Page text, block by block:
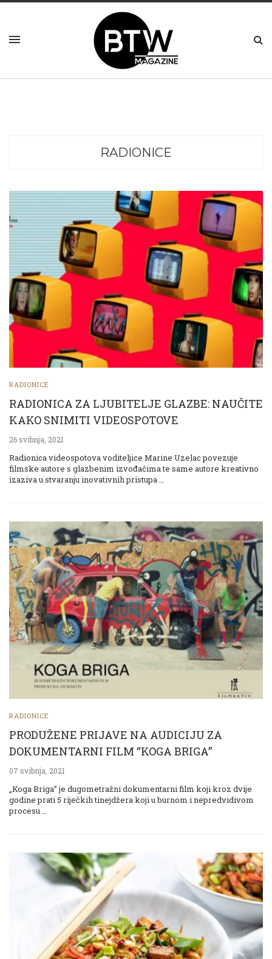
RADIONICE
RADIONICE
RADIONICA ZA LJUBITELJE GLAZBE: NAUČITE
KAKO SNIMITI VIDEOSPOTOVE
26 svibnja, 2021
Radionica videospotova voditeljice Marine Uzelac povezuje
filmske autore s glazbenim izvođačima te same autore kreativno
izaziva u stvaranju inovativnih pristupa …
RADIONICE
PRODUŽENE PRIJAVE NA AUDICIJU ZA
DOKUMENTARNI FILM “KOGA BRIGA”
07 svibnja, 2021
„Koga Briga” je dugometražni dokumentarni film koji kroz dvije
godine prati 5 riječkih tinejdžera koji u burnom i nepredvidivom
procesu …